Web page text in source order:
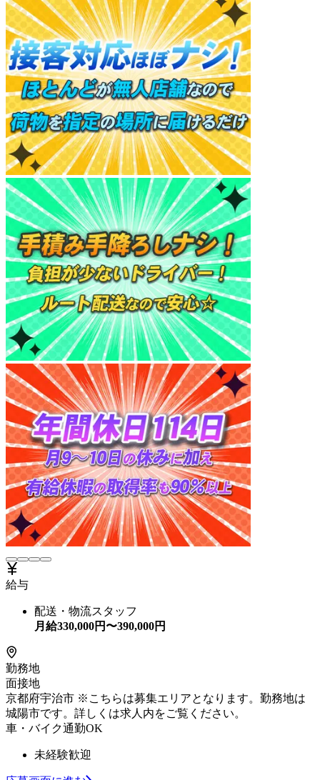
給与
配送・物流スタッフ
月給330,000円〜390,000円
勤務地
面接地
京都府宇治市 ※こちらは募集エリアとなります。勤務地は
城陽市です。詳しくは求人内をご覧ください。
車・バイク通勤OK
未経験歓迎